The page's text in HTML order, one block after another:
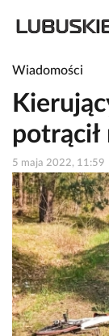
Wiadomości
potrącił
5 maja 2022, 11:59